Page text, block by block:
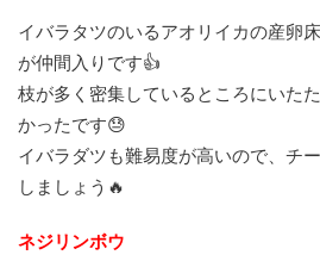
イバラタツのいるアオリイカの産卵
が仲間入りです👍
枝が多く密集しているところにいた
かったです😓
イバラダツも難易度が高いので、チ
しましょう🔥
ネジリンボウ